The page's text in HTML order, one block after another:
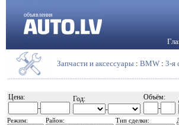
объявления
Запчасти и аксессуары : BMW : 3-я
Цена:
-
Год:
-
Объём:
-
Режим: Район: Тип сделки: